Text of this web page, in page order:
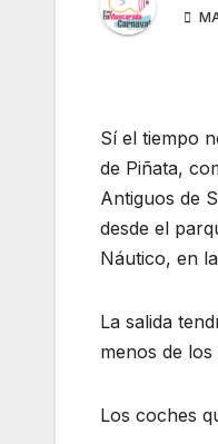
Sí el tiempo
de Piñata,
Antiguos de
desde el
Náutico, en
La salida
menos de
Los coches